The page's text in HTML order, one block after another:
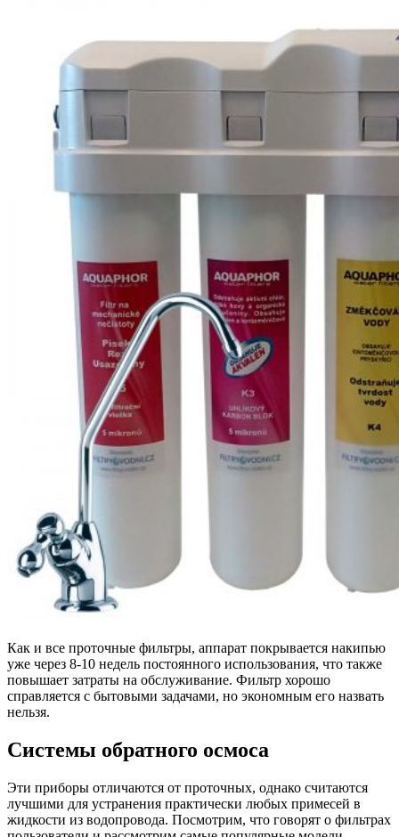
Как и все проточные фильтры, аппарат покрывается накипью
уже через 8-10 недель постоянного использования, что также
повышает затраты на обслуживание. Фильтр хорошо
справляется с бытовыми задачами, но экономным его назвать
нельзя.
Системы обратного осмоса
Эти приборы отличаются от проточных, однако считаются
лучшими для устранения практически любых примесей в
жидкости из водопровода. Посмотрим, что говорят о фильтрах